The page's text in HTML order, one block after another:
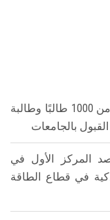
معامل التنسيق الإلكتروني تستقبل أكثر من 1000 طالبًا وطالبة
بالجامعات
المركز الأول في
في قطاع الطاقة